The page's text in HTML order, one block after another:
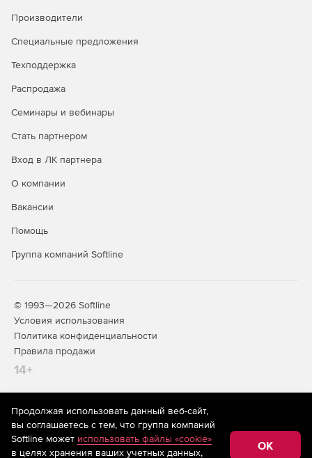
Обработка результатов поиска
просмотра найденных документов.
Возможность экспорта документов, хранящихся в
Подготовка отчетов из отдельных частей отобранных
возможностью печати или сохранения отчета во
Коррекция документов, хранящихся в банке, с
(bmp, jpg, gif, png и др.).
(массовая коррекция).
Производители
Специальные предложения
Техподдержка
Распродажа
Семинары и вебинары
Стать партнером
Вход в ЛК партнера
О компании
Вакансии
Помощь
Группа компаний Softline
© 1993—2026 Softline
Условия использования
Политика конфиденциальности
Правила продажи
14+
На информационном ресурсе store.softline.ru применяются
рекомендательные технологии(информационные технологии
предоставления информации на основе сбора,
систематизации и анализа сведений, относящихся к
Продолжая использовать данный веб-сайт,
вы соглашаетесь с тем, что группа компаний
Softline может использовать файлы «cookie»
в целях хранения ваших учетных данных,
OK